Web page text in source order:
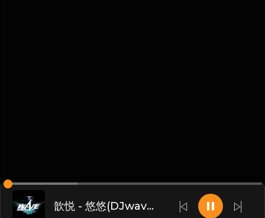
歆悦 - 悠悠(DJwave ReMix)vianhouse 唐宇Tommy